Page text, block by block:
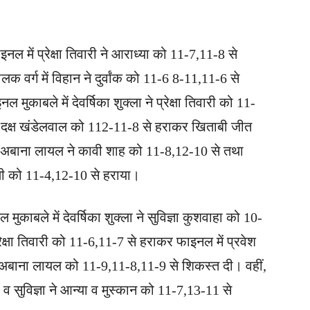
में प्रेक्षा तिवारी ने आराध्या को 11-7,11-8 से
वर्ग में विहान ने दुर्वांक को 11-6 8-11,11-6 से
मुकाबले में देवर्षिका शुक्ला ने प्रेक्षा तिवारी को 11-
खंडेलवाल को 112-11-8 से हराकर खिताबी जीत
लायल ने कावी शाह को 11-8,12-10 से तथा
11-4,12-10 से हराया।
में देवर्षिका शुक्ला ने सुविज्ञा कुशवाहा को 10-
तिवारी को 11-6,11-7 से हराकर फाइनल में प्रवेश
लायल को 11-9,11-8,11-9 से शिकस्त दी। वहीं,
सुविज्ञा ने आन्या व मुस्कान को 11-7,13-11 से